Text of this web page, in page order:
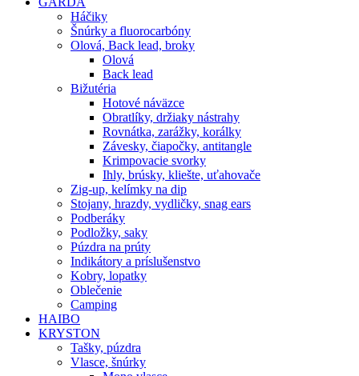
Háčiky
Šnúrky a fluorocarbóny
Olová, Back lead, broky
Olová
Back lead
Bižutéria
Hotové náväzce
Obratlíky, držiaky nástrahy
Rovnátka, zarážky, korálky
Závesky, čiapočky, antitangle
Krimpovacie svorky
Ihly, brúsky, kliešte, uťahovače
Zig-up, kelímky na dip
Stojany, hrazdy, vydličky, snag ears
Podberáky
Podložky, saky
Púzdra na prúty
Indikátory a príslušenstvo
Kobry, lopatky
Oblečenie
Camping
HAIBO
KRYSTON
Tašky, púzdra
Vlasce, šnúrky